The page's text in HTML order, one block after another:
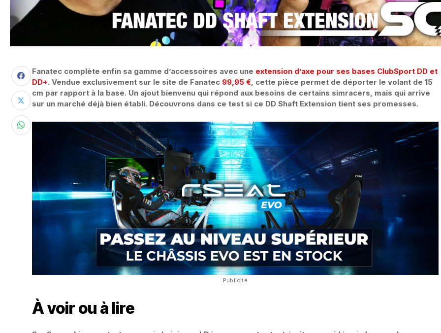
Fanatec complète enfin sa gamme d’accessoires avec une extension d’axe pour ses bases ClubSport DD et
DD+. Vendue exclusivement sur le site de Fanatec 99,95 € , cette pièce permet de déporter le volant de 15
cm par rapport à la base. Un ajout bienvenu qui répond aux besoins de certains simracers, mais qui arrive
sur un marché déjà bien établi. Découvrons dans ce test si ce DD Shaft Extension tient ses promesses.
Publicité
À voir ou à lire